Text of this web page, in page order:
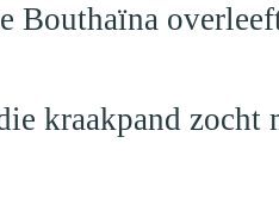
Bouthaïna
kraakpand